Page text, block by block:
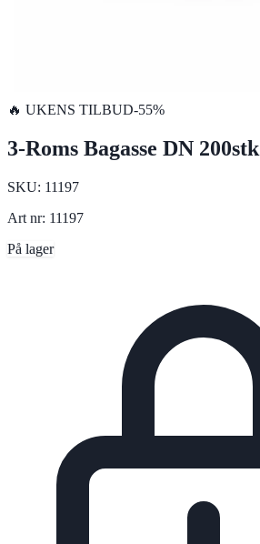
🔥 UKENS TILBUD-55%
3-Roms Bagasse DN 200stk
SKU: 11197
Art nr: 11197
På lager